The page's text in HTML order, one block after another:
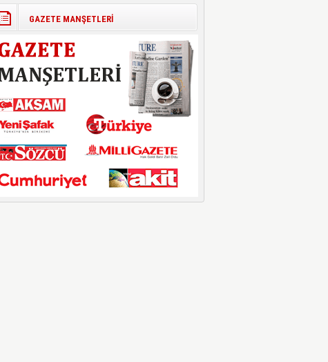
Güvenlik Fakültesi'ne 2026 yıl...
E-Devlet Unutulan Para Sorgulaması
Başladı: Unuttuğunuz Paralar
Ortaya Çıkabilir, Mirasçıları da
İlgilendiriyor
Dijital ödeme alışkanlıklarının
yaygınlaşmasıyla birlikte elektr...
İşte Okullarda Öğrencilerin
Kıyafet/Formalarının Belirlenmesine
Dair Usul ve Esaslar
Genel Müdürlüğü 22.07.2026 ...
Motorine Gece Yarısı Büyük İndirim
ABD-İran arasında yeniden diplomasi
yürütüleceği sinyallerinin p...
GAZETE MANŞETLERİ